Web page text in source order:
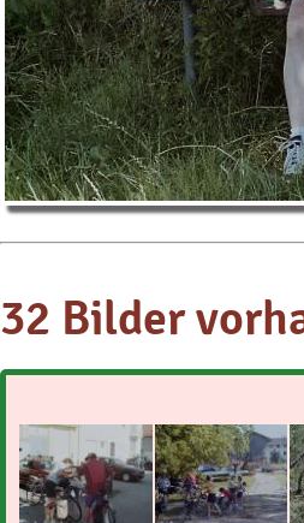
32 Bilder